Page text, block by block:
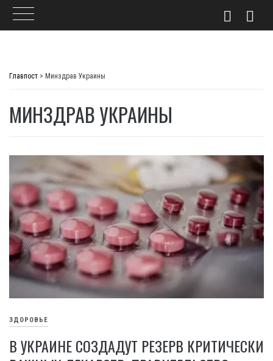
Главпост > Минздрав Украины
МИНЗДРАВ УКРАИНЫ
ЗДОРОВЬЕ
В УКРАИНЕ СОЗДАДУТ РЕЗЕРВ КРИТИЧЕСКИ